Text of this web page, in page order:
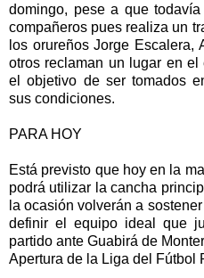
domingo, pese a que
compañeros pues realiza un
los orureños Jorge Escalera,
otros reclaman un lugar en
el objetivo de ser tomados
sus condiciones.
PARA HOY
Está previsto que hoy en la
podrá utilizar la cancha
la ocasión volverán a
definir el equipo ideal que
partido ante Guabirá de
Apertura de la Liga del Fútbol